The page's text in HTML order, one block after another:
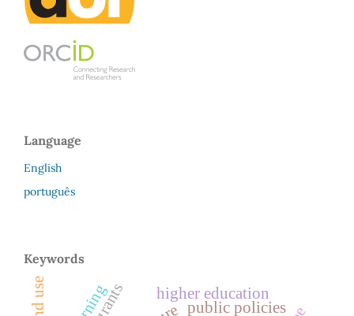
Language
English
português
Keywords
public policies
higher education
land use